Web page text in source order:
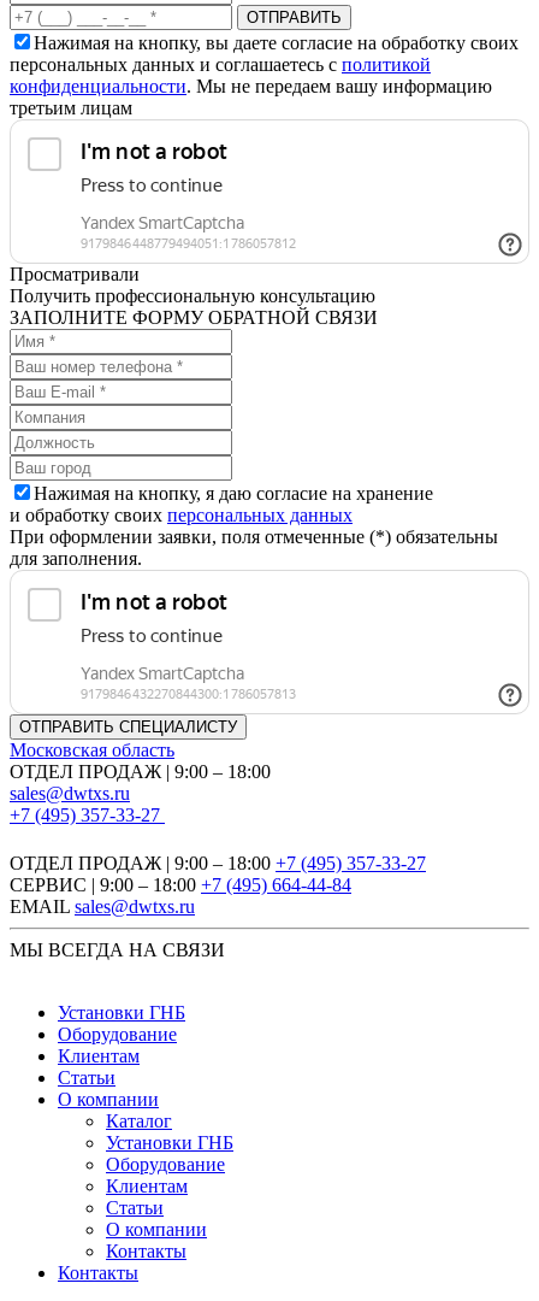
Нажимая на кнопку, вы даете согласие на обработку своих
персональных данных и соглашаетесь с политикой
конфиденциальности. Мы не передаем вашу информацию
третьим лицам
Просматривали
Получить профессиональную консультацию
ЗАПОЛНИТЕ ФОРМУ ОБРАТНОЙ СВЯЗИ
Нажимая на кнопку, я даю согласие на хранение
и обработку своих персональных данных
При оформлении заявки, поля отмеченные (*) обязательны
для заполнения.
Московская область
ОТДЕЛ ПРОДАЖ | 9:00 – 18:00
sales@dwtxs.ru
+7 (495) 357-33-27
ОТДЕЛ ПРОДАЖ | 9:00 – 18:00 +7 (495) 357-33-27
СЕРВИС | 9:00 – 18:00 +7 (495) 664-44-84
EMAIL sales@dwtxs.ru
МЫ ВСЕГДА НА СВЯЗИ
Установки ГНБ
Оборудование
Клиентам
Статьи
О компании
Каталог
Установки ГНБ
Оборудование
Клиентам
Статьи
О компании
Контакты
Контакты